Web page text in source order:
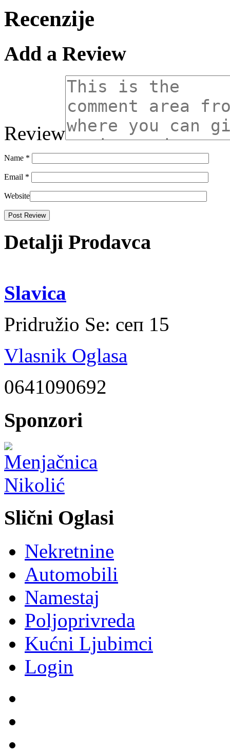
Recenzije
Add a Review
Review
Name *
Email *
Website
Detalji Prodavca
Slavica
Pridružio Se: сеп 15
Vlasnik Oglasa
0641090692
Sponzori
Slični Oglasi
Nekretnine
Automobili
Namestaj
Poljoprivreda
Kućni Ljubimci
Login